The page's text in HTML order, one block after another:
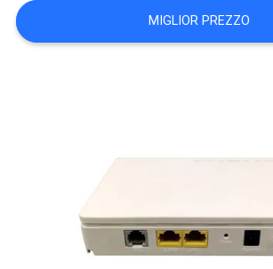
SITO
MIGLIOR PREZZO